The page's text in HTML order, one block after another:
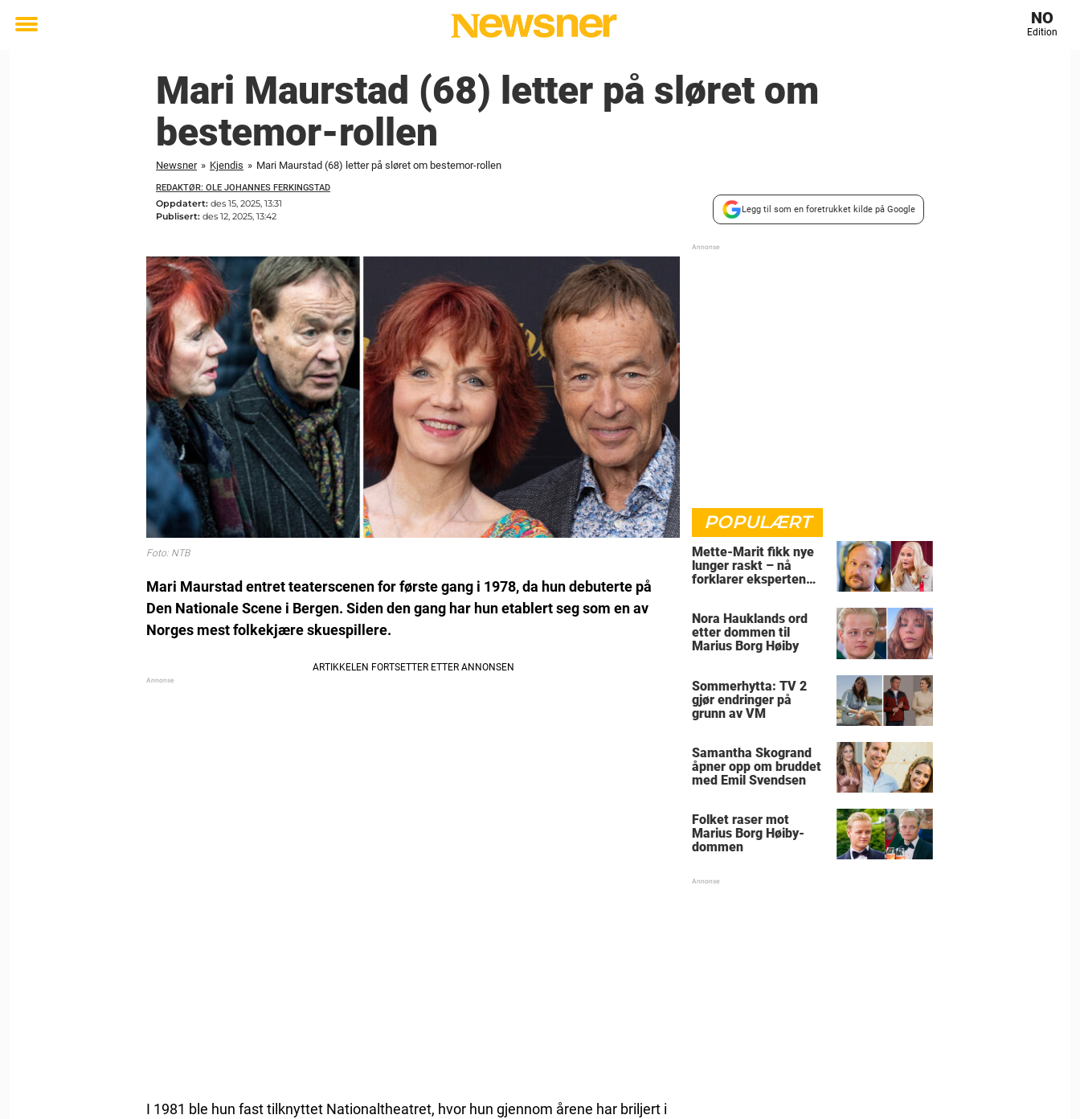
Toggle
NO
Edition
Mari Maurstad (68) letter på sløret om
bestemor-rollen
Newsner » Kjendis » Mari Maurstad (68) letter på sløret om bestemor-rollen
REDAKTØR: OLE JOHANNES FERKINGSTAD
Oppdatert: des 15, 2025, 13:31
Publisert: des 12, 2025, 13:42
Legg til som en foretrukket kilde på Google
Foto: NTB
Mari Maurstad entret teaterscenen for første gang i 1978, da hun debuterte på
Den Nationale Scene i Bergen. Siden den gang har hun etablert seg som en av
Norges mest folkekjære skuespillere.
I 1981 ble hun fast tilknyttet Nationaltheatret, hvor hun gjennom årene har briljert i
POPULÆRT
Mette-Marit fikk nye
lunger raskt – nå
forklarer eksperten
Nora Hauklands ord
etter dommen til
Marius Borg Høiby
Sommerhytta: TV 2
gjør endringer på
grunn av VM
Samantha Skogrand
åpner opp om bruddet
med Emil Svendsen
Folket raser mot
Marius Borg Høiby-
dommen